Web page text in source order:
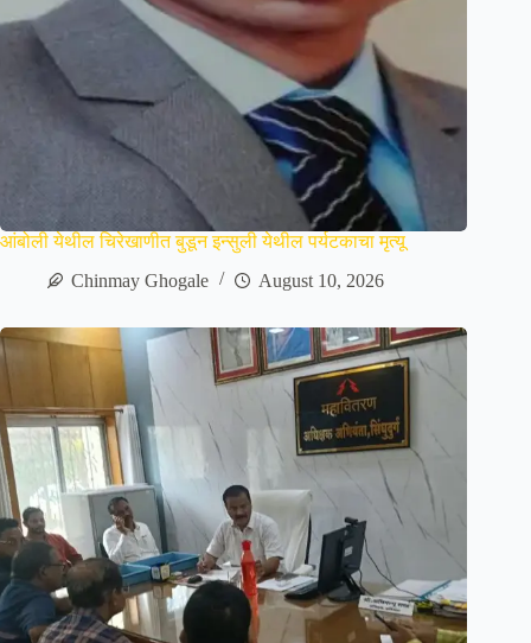
आंबोली येथील चिरेखाणीत बुडून इन्सुली येथील पर्यटकाचा मृत्यू
Chinmay Ghogale
August 10, 2026